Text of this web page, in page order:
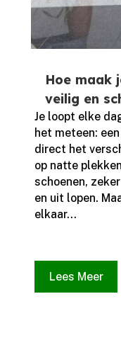
Hoe maak
veilig en
Je loopt elke
het meteen:
direct het
op natte
schoenen,
en uit lopen.​
elkaar...
Lees Meer